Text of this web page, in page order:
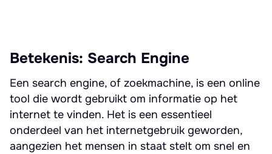
Betekenis: Search Engine
Een search engine, of zoekmachine, is een online
tool die wordt gebruikt om informatie op het
internet te vinden. Het is een essentieel
onderdeel van het internetgebruik geworden,
aangezien het mensen in staat stelt om snel en